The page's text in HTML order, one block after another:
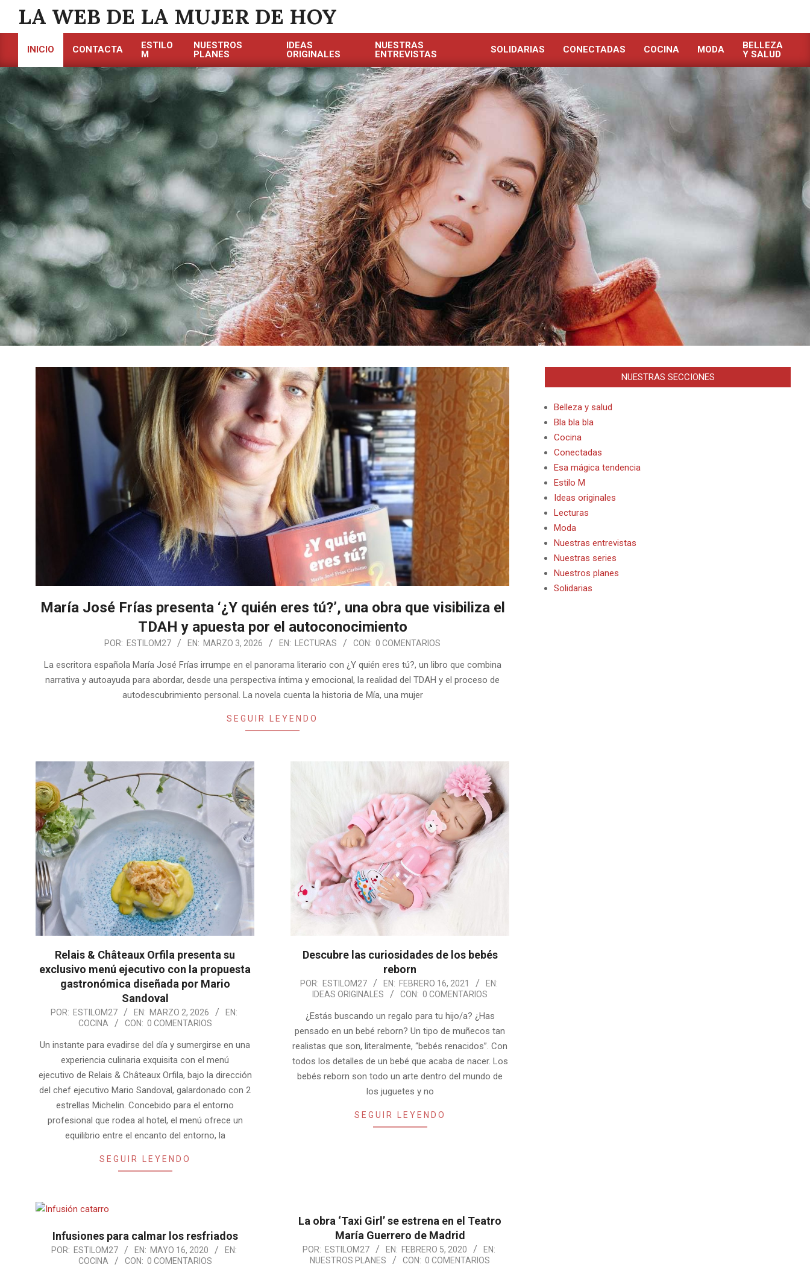
contenido
LA WEB DE LA MUJER DE HOY
de
navegación
principal
INICIO CONTACTA
ESTILO
M
NUESTROS
PLANES
IDEAS
ORIGINALES
NUESTRAS
ENTREVISTAS
SOLIDARIAS CONECTADAS COCINA MODA
BELLEZA
Y SALUD
María José Frías presenta ‘¿Y quién eres tú?’, una obra que visibiliza el
TDAH y apuesta por el autoconocimiento
POR: ESTILOM27 EN: MARZO 3, 2026 EN: LECTURAS CON: 0 COMENTARIOS
La escritora española María José Frías irrumpe en el panorama literario con ¿Y quién eres tú?, un libro que combina
narrativa y autoayuda para abordar, desde una perspectiva íntima y emocional, la realidad del TDAH y el proceso de
autodescubrimiento personal. La novela cuenta la historia de Mía, una mujer
SEGUIR LEYENDO
Relais & Châteaux Orfila presenta su
exclusivo menú ejecutivo con la propuesta
gastronómica diseñada por Mario
Sandoval
2026-
02
POR: ESTILOM27 EN: MARZO 2, 2026
EN:
COCINA
CON: 0 COMENTARIOS
Un instante para evadirse del día y sumergirse en una
experiencia culinaria exquisita con el menú
ejecutivo de Relais & Châteaux Orfila, bajo la dirección
del chef ejecutivo Mario Sandoval, galardonado con 2
estrellas Michelin. Concebido para el entorno
profesional que rodea al hotel, el menú ofrece un
equilibrio entre el encanto del entorno, la
SEGUIR LEYENDO
Descubre las curiosidades de los bebés
reborn
2021-
POR: ESTILOM27 EN: FEBRERO 16, 2021
EN:
IDEAS ORIGINALES
CON: 0 COMENTARIOS
¿Estás buscando un regalo para tu hijo/a? ¿Has
pensado en un bebé reborn? Un tipo de muñecos tan
realistas que son, literalmente, “bebés renacidos”. Con
todos los detalles de un bebé que acaba de nacer. Los
bebés reborn son todo un arte dentro del mundo de
los juguetes y no
SEGUIR LEYENDO
Infusiones para calmar los resfriados
2020-POR: ESTILOM27 EN: MAYO 16, 2020
EN:
COCINA
CON: 0 COMENTARIOS
La obra ‘Taxi Girl’ se estrena en el Teatro
María Guerrero de Madrid
2020-POR: ESTILOM27 EN: FEBRERO 5, 2020
EN:
NUESTROS PLANES
CON: 0 COMENTARIOS
NUESTRAS SECCIONES
Belleza y salud
Bla bla bla
Cocina
Conectadas
Esa mágica tendencia
Estilo M
Ideas originales
Lecturas
Moda
Nuestras entrevistas
Nuestras series
Nuestros planes
Solidarias